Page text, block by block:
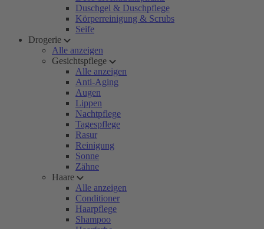
Duschgel & Duschpflege
Körperreinigung & Scrubs
Seife
Drogerie
Alle anzeigen
Gesichtspflege
Alle anzeigen
Anti-Aging
Augen
Lippen
Nachtpflege
Tagespflege
Rasur
Reinigung
Sonne
Zähne
Haare
Alle anzeigen
Conditioner
Haarpflege
Shampoo